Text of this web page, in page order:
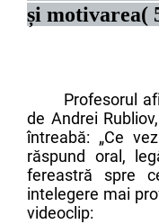
și motivarea(
Profesorul
de Andrei
întreabă: „Ce
răspund oral,
fereastră spre
intelegere mai
videoclip: